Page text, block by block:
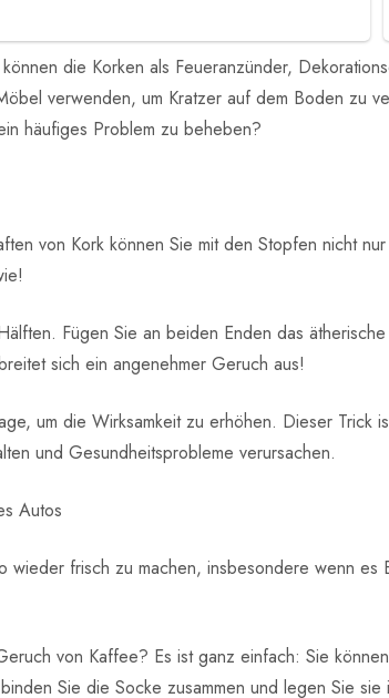
die Korken als Feueranzünder,
verwenden, um Kratzer auf dem Boden zu
häufiges Problem zu beheben?
von Kork können Sie mit den Stopfen nicht
Fügen Sie an beiden Enden das
sich ein angenehmer Geruch aus!
um die Wirksamkeit zu erhöhen. Dieser Trick
und Gesundheitsprobleme verursachen.
Autos
wieder frisch zu machen, insbesondere wenn
von Kaffee? Es ist ganz einfach: Sie
Sie die Socke zusammen und legen Sie